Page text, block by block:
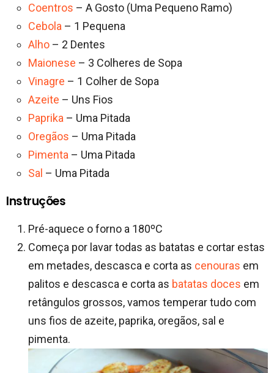
Coentros – A Gosto (Uma Pequeno Ramo)
Cebola – 1 Pequena
Alho – 2 Dentes
Maionese – 3 Colheres de Sopa
Vinagre – 1 Colher de Sopa
Azeite – Uns Fios
Paprika – Uma Pitada
Oregãos – Uma Pitada
Pimenta – Uma Pitada
Sal – Uma Pitada
Instruções
Pré-aquece o forno a 180ºC
Começa por lavar todas as batatas e cortar estas
em metades, descasca e corta as cenouras em
palitos e descasca e corta as batatas doces em
retângulos grossos, vamos temperar tudo com
uns fios de azeite, paprika, oregãos, sal e
pimenta.